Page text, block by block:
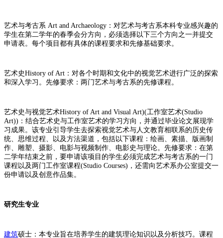
艺术与考古系 Art and Archaeology：对艺术与考古系本科专业感兴趣的
学生在第二学年的春季会分方向，必须选择以下三个方向之一并提交
申请表。每个项目都有具体的课程要求和先修基础要求。
艺术史History of Art：对各个时期和文化中的视觉艺术进行广泛的探索
和深入学习。先修要求：两门艺术与考古系的先修课程。
艺术史与视觉艺术History of Art and Visual Art)(工作室艺术(Studio
Art))：结合艺术史与工作室艺术的学习方向，并通过毕业论文展现学
习成果。该专业引导学生去探索视觉艺术与人文教育相联系的历史传
统、思维过程、以及方法渠道，包括以下课程：绘画、素描、版画制
作、雕塑、摄影、电影与视频制作、电影史与理论。先修要求：在第
二学年结束之前，要申请该项目的学生必须完成艺术与考古系的一门
课程以及两门工作室课程(Studio Courses)，还需向艺术系办公室提交一
份申请以及创意作品集。
研究生专业
建筑硕士：本专业旨在培养学生的建筑理论知识以及分析技巧。课程